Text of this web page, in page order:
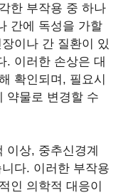
한 부작용 중 하나
간에 독성을 가할
이나 간 질환이 있
. 이러한 손상은 대
확인되며, 필요시
약물로 변경할 수
상, 중추신경계
다. 이러한 부작용
인 의학적 대응이